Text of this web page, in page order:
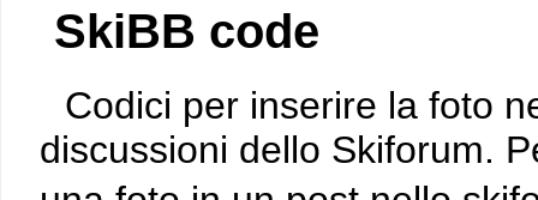
SkiBB code
Codici per inserire la foto
discussioni dello Skiforum.